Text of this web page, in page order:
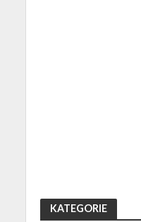
KATEGORIE